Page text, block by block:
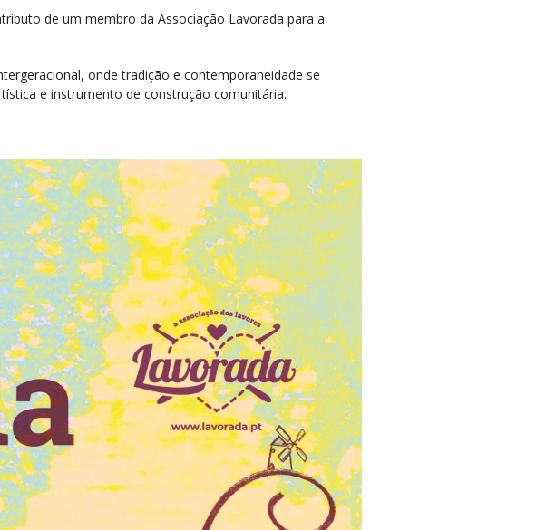
de um membro da Associação Lavorada para a
onde tradição e contemporaneidade se
e instrumento de construção comunitária.